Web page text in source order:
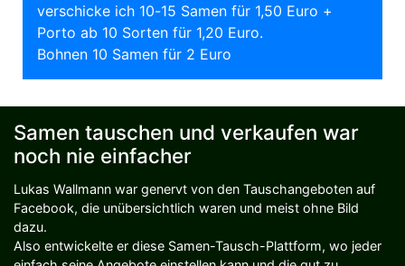
verschicke ich 10-15 Samen für 1,50 Euro +
Porto ab 10 Sorten für 1,20 Euro.
Bohnen 10 Samen für 2 Euro
Samen tauschen und verkaufen war
noch nie einfacher
Lukas Wallmann war genervt von den Tauschangeboten auf
Facebook, die unübersichtlich waren und meist ohne Bild
dazu.
Also entwickelte er diese Samen-Tausch-Plattform, wo jeder